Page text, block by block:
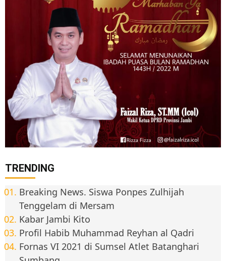
TRENDING
Breaking News. Siswa Ponpes Zulhijah
Tenggelam di Mersam
Kabar Jambi Kito
Profil Habib Muhammad Reyhan al Qadri
Fornas VI 2021 di Sumsel Atlet Batanghari